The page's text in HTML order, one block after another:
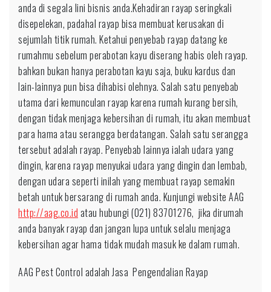
anda di segala lini bisnis anda.Kehadiran rayap seringkali
disepelekan, padahal rayap bisa membuat kerusakan di
sejumlah titik rumah. Ketahui penyebab rayap datang ke
rumahmu sebelum perabotan kayu diserang habis oleh rayap.
bahkan bukan hanya perabotan kayu saja, buku kardus dan
lain-lainnya pun bisa dihabisi olehnya. Salah satu penyebab
utama dari kemunculan rayap karena rumah kurang bersih,
dengan tidak menjaga kebersihan di rumah, itu akan membuat
para hama atau serangga berdatangan. Salah satu serangga
tersebut adalah rayap. Penyebab lainnya ialah udara yang
dingin, karena rayap menyukai udara yang dingin dan lembab,
dengan udara seperti inilah yang membuat rayap semakin
betah untuk bersarang di rumah anda. Kunjungi website AAG
http://aag.co.id atau hubungi (021) 83701276, jika dirumah
anda banyak rayap dan jangan lupa untuk selalu menjaga
kebersihan agar hama tidak mudah masuk ke dalam rumah.
AAG Pest Control adalah Jasa Pengendalian Rayap